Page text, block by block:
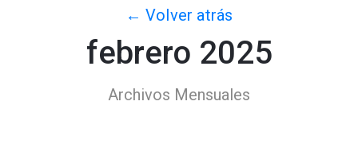
← Volver atrás
febrero 2025
Archivos Mensuales